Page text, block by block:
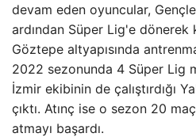
devam eden oyuncular,
ardından Süper Lig'e dönerek
Göztepe altyapısında
2022 sezonunda 4 Süper Lig
İzmir ekibinin de çalıştırdığı
çıktı. Atınç ise o sezon 20
atmayı başardı.